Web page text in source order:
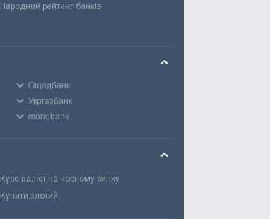
Народний рейтинг банків
Ощадбанк
Укргазбанк
monobank
Курс валют на чорному ринку
Купити злотий